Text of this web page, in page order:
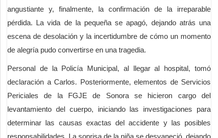
angustiante y, finalmente, la confirmación de la irreparable
pérdida. La vida de la pequeña se apagó, dejando atrás una
escena de desolación y la incertidumbre de cómo un momento
de alegría pudo convertirse en una tragedia.
Personal de la Policía Municipal, al llegar al hospital, tomó
declaración a Carlos. Posteriormente, elementos de Servicios
Periciales de la FGJE de Sonora se hicieron cargo del
levantamiento del cuerpo, iniciando las investigaciones para
determinar las causas exactas del accidente y las posibles
responsabilidades. La sonrisa de la niña se desvaneció, dejando